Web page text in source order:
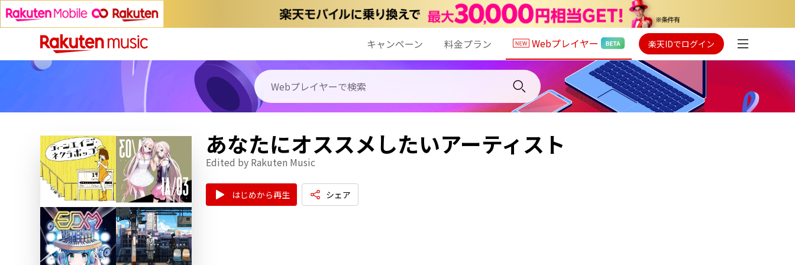
キャンペーン 料金プラン Webプレイヤー 楽天IDでログイン
あなたにオススメしたいアーティスト
Edited by Rakuten Music
はじめから再生 シェア